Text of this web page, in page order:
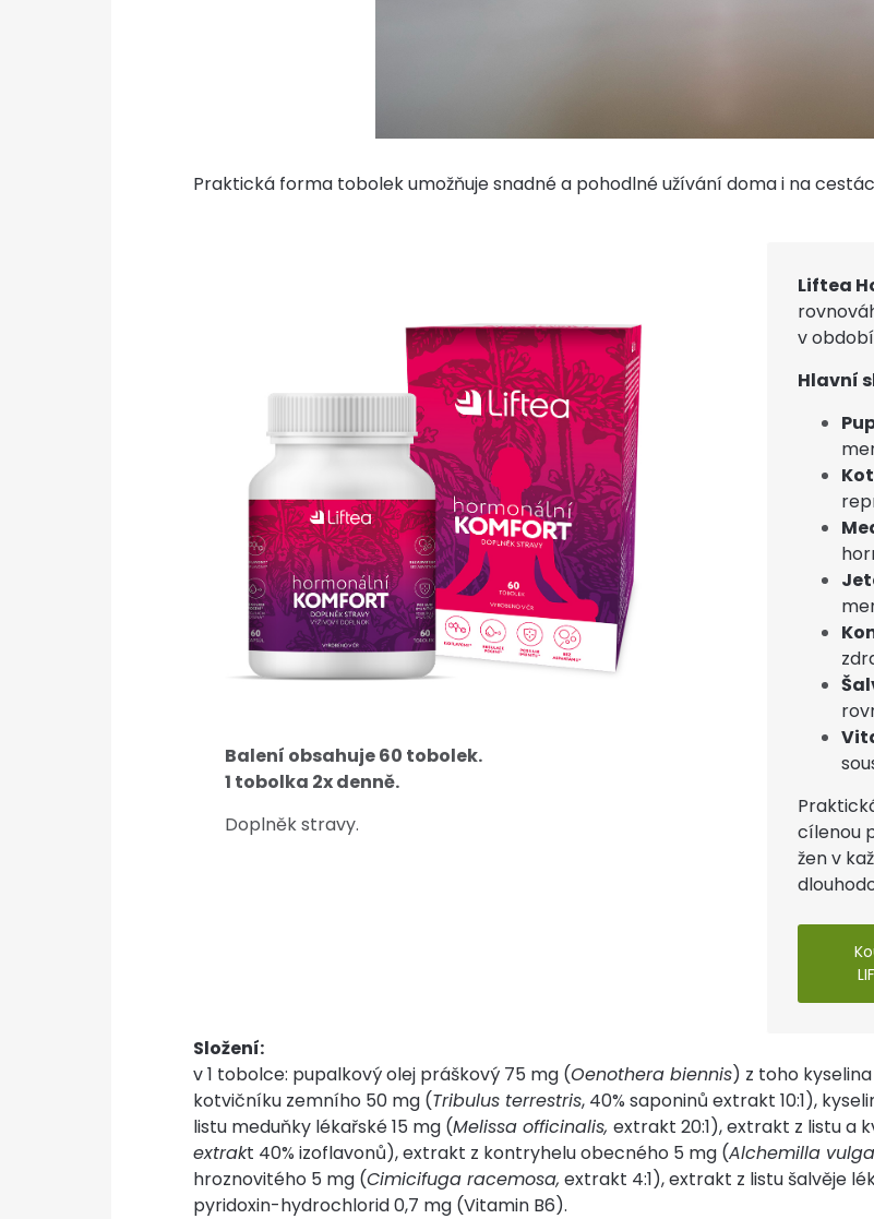
Praktická forma tobolek umožňuje snadné a pohodlné užívání doma i na
Balení obsahuje 60 tobolek.
1 tobolka 2x denně.
Doplněk stravy.
Liftea
v
Hlavní
cílenou
žen v
Složení:
v 1 tobolce: pupalkový olej práškový 75 mg (Oenothera biennis) z toho
kotvičníku zemního 50 mg (Tribulus terrestris, 40% saponinů extrakt 10:1),
listu meduňky lékařské 15 mg (Melissa officinalis, extrakt 20:1), extrakt z listu a
extrakt 40% izoflavonů), extrakt z kontryhelu obecného 5 mg (Alchemilla
hroznovitého 5 mg (Cimicifuga racemosa, extrakt 4:1), extrakt z listu šalvěje
pyridoxin-hydrochlorid 0,7 mg (Vitamin B6).